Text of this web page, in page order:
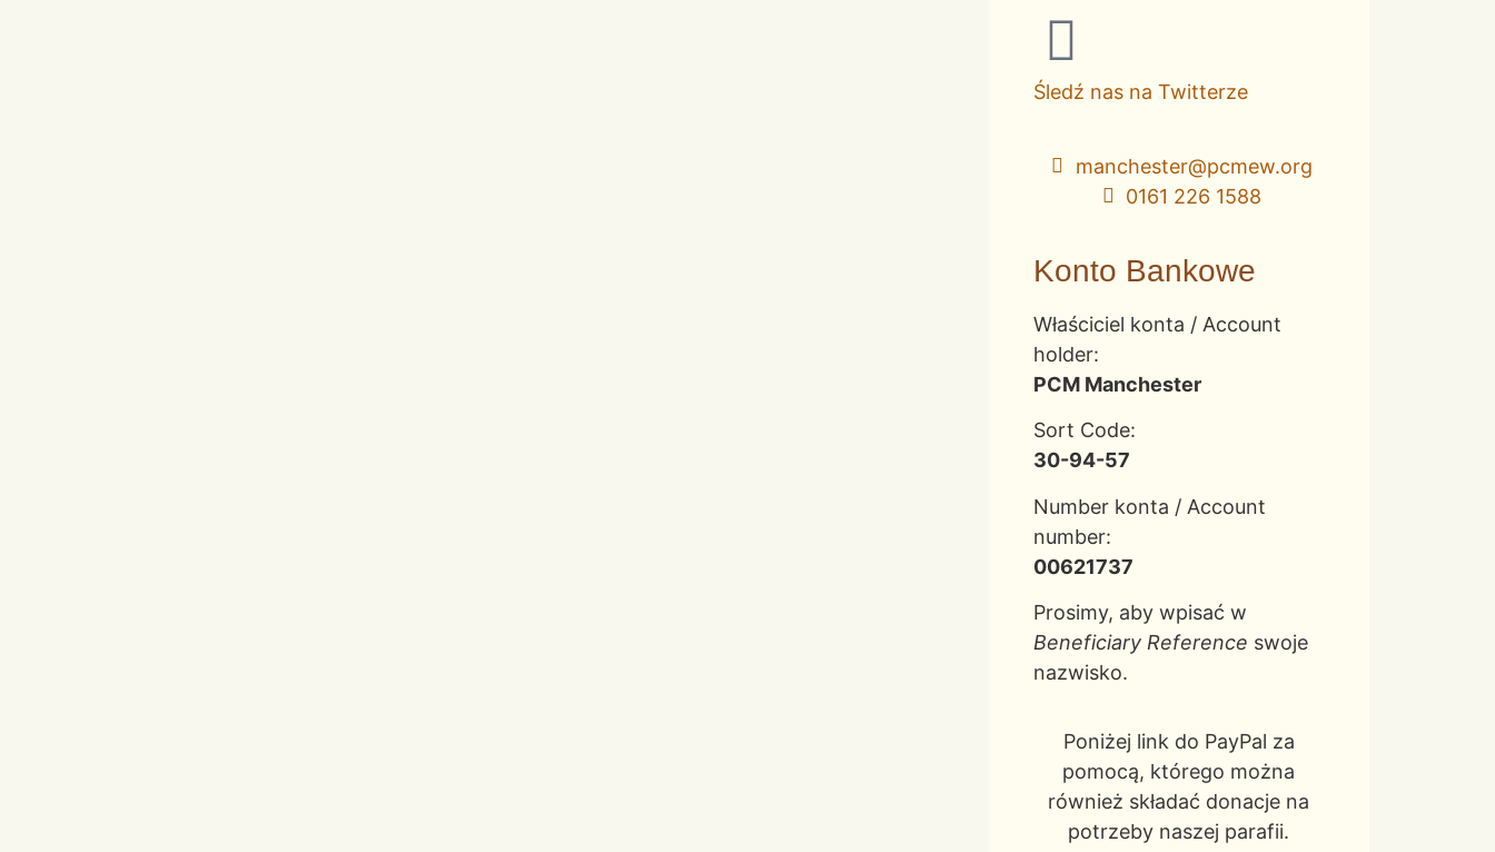
Śledź nas na Twitterze
manchester@pcmew.org
0161 226 1588
Konto Bankowe
Właściciel konta / Account
holder:
PCM Manchester
Sort Code:
30-94-57
Number konta / Account
number:
00621737
Prosimy, aby wpisać w
Beneficiary Reference swoje
nazwisko.
Poniżej link do PayPal za
pomocą, którego można
również składać donacje na
potrzeby naszej parafii.